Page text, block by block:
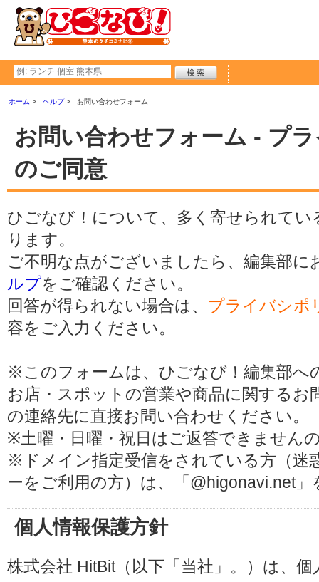
ホーム ヘルプ お問い合わせフォーム
お問い合わせフォーム - プ
のご同意
ひごなび！について、多く寄せられてい
ります。
ご不明な点がございましたら、編集部
ルプをご確認ください。
回答が得られない場合は、 プライバシポ
容をご入力ください。
※このフォームは、ひごなび！編集部へ
お店・スポットの営業や商品に関する
の連絡先に直接お問い合わせください。
※土曜・日曜・祝日はご返答できません
※ドメイン指定受信をされている方（迷
ーをご利用の方）は、「@higonavi.net
個人情報保護方針
株式会社 HitBit（以下「当社」。）は、